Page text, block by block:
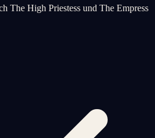
The High Priestess und The Empress